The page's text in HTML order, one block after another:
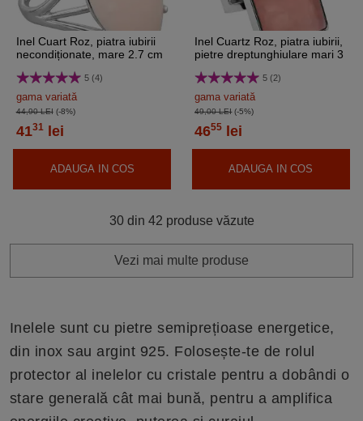
Inel Cuart Roz, piatra iubirii
necondiționate, mare 2.7 cm
inoxidabil, reglabil pe mai
multe mărimi
5 (4)
gama variată
44,90 LEI(-8%)
4131lei
ADAUGA IN COS
Inel Cuartz Roz, piatra iubirii,
pietre dreptunghiulare mari 3
mai multe mărimi
5 (2)
gama variată
49,00 LEI(-5%)
4655 lei
ADAUGA IN COS
30 din 42 produse văzute
Vezi mai multe produse
Inelele sunt cu pietre semiprețioase energetice,
din inox sau argint 925. Folosește-te de rolul
protector al inelelor cu cristale pentru a dobândi o
stare generală cât mai bună, pentru a amplifica